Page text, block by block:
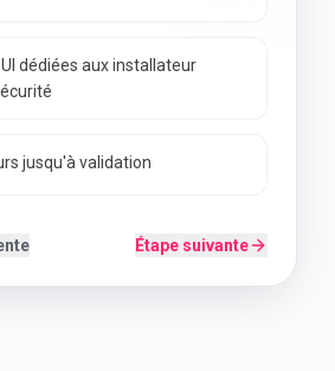
données structurées